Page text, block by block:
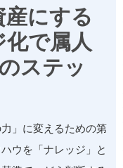
にする
で属人
ステッ
」に変えるための第
ウを「ナレッジ」と